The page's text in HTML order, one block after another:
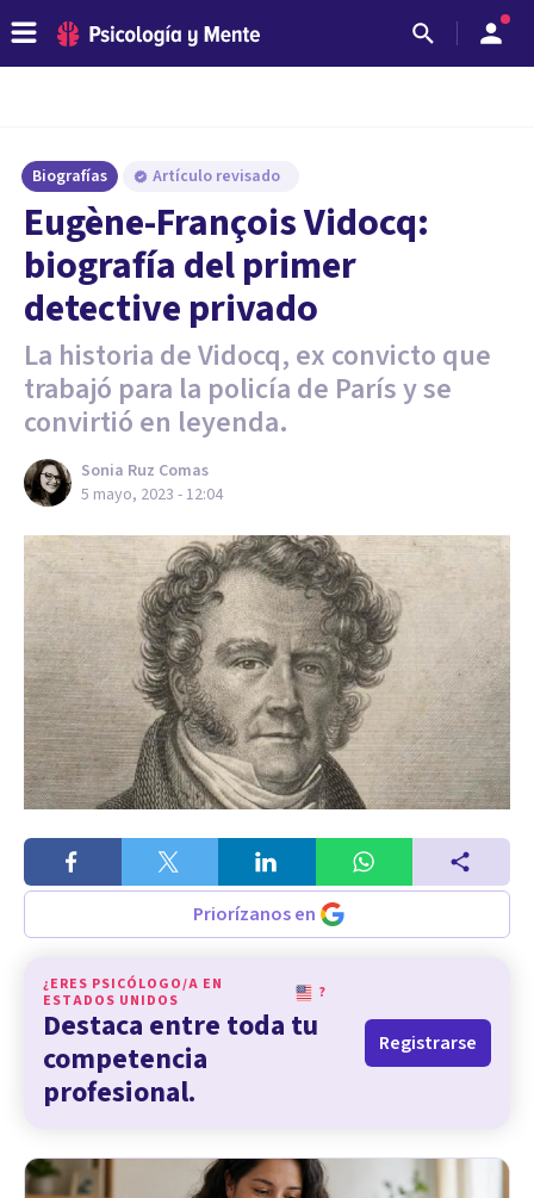
Biografías Artículo revisado
Eugène-François Vidocq:
biografía del primer
detective privado
La historia de Vidocq, ex convicto que
trabajó para la policía de París y se
convirtió en leyenda.
Sonia Ruz Comas
5 mayo, 2023 - 12:04
Priorízanos en
¿ERES PSICÓLOGO/A EN
ESTADOS UNIDOS
?
Destaca entre toda tu
competencia
profesional.
Registrarse